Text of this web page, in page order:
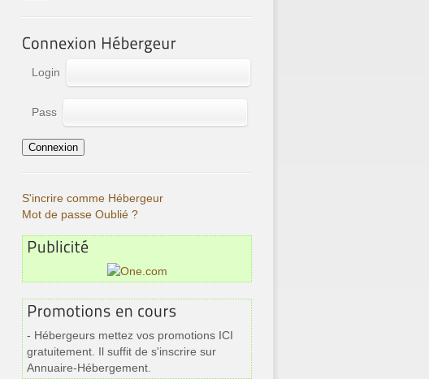
Login
Pass
S'incrire comme Hébergeur
Mot de passe Oublié ?
- Hébergeurs mettez vos promotions ICI
gratuitement. Il suffit de s'inscrire sur
Annuaire-Hébergement.